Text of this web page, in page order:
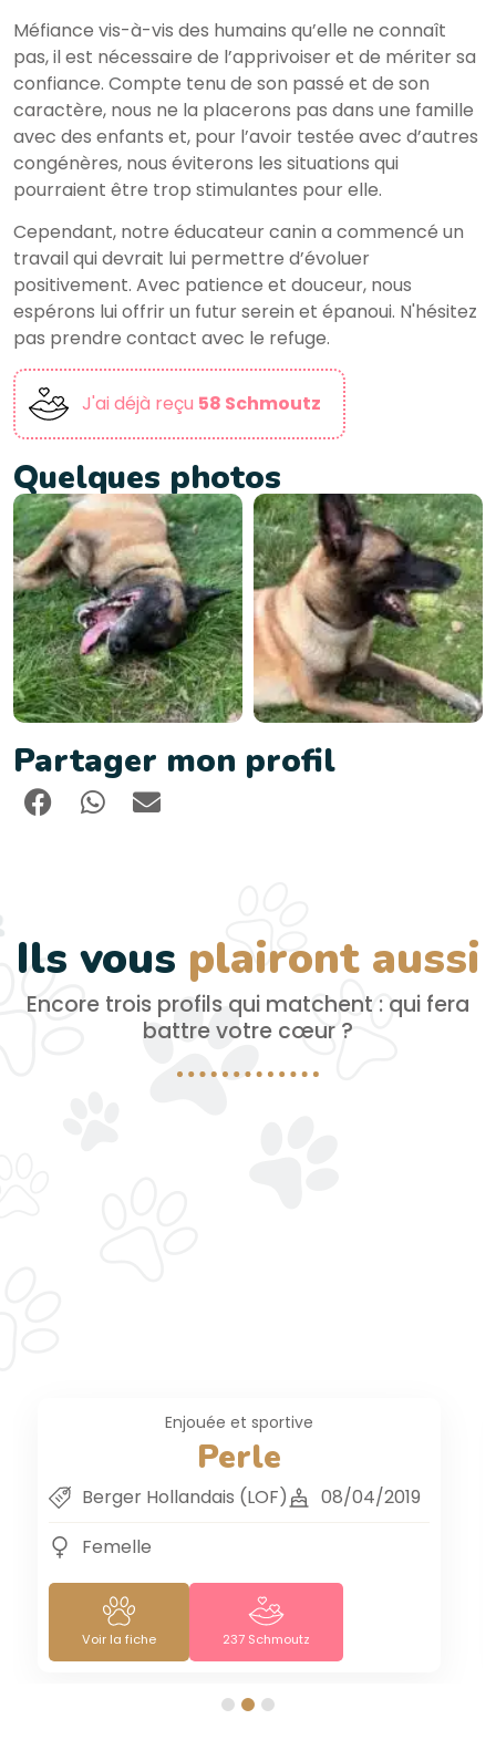
Méfiance vis-à-vis des humains qu’elle ne connaît
pas, il est nécessaire de l’apprivoiser et de mériter sa
confiance. Compte tenu de son passé et de son
caractère, nous ne la placerons pas dans une famille
avec des enfants et, pour l’avoir testée avec d’autres
congénères, nous éviterons les situations qui
pourraient être trop stimulantes pour elle.
Cependant, notre éducateur canin a commencé un
travail qui devrait lui permettre d’évoluer
positivement. Avec patience et douceur, nous
espérons lui offrir un futur serein et épanoui. N'hésitez
pas prendre contact avec le refuge.
J'ai déjà reçu 58 Schmoutz
Quelques photos
Partager mon profil
Ils vous plairont aussi
Encore trois profils qui matchent : qui fera
battre votre cœur ?
Vif
Falco
Type Husky
14/01/2021
Mâle
Voir la fiche 63Schmoutz